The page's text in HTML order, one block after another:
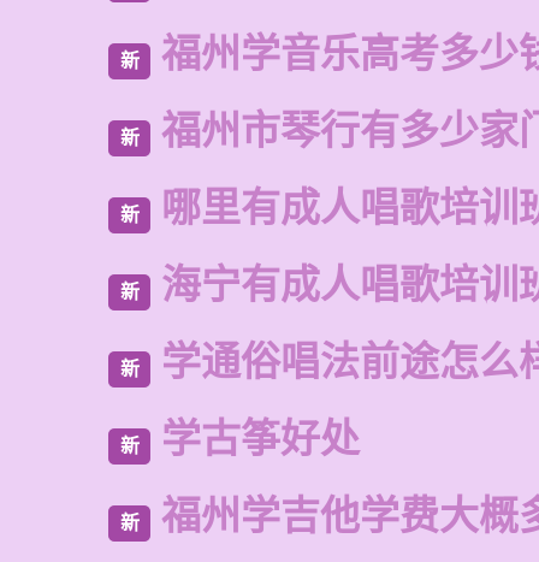
新 福州学音乐高考多少
新 福州市琴行有多少家
新 哪里有成人唱歌培训
新 海宁有成人唱歌培训
新 学通俗唱法前途怎么
新 学古筝好处
新 福州学吉他学费大概